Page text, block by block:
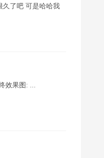
了吧 可是哈哈我
效果图: ...